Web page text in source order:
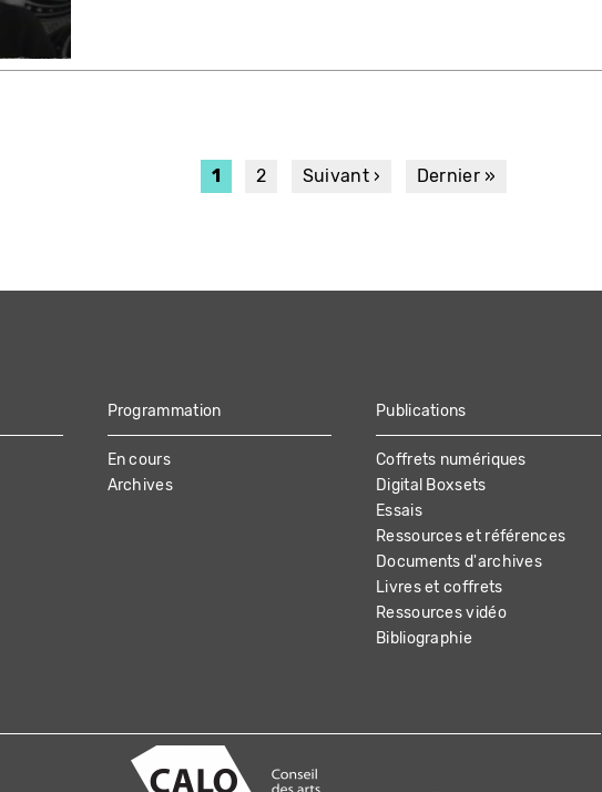
PAGINATION
Page
courante
1 Page
2
Page
Suivant ›
Dernière
Dernier »
Programmation
En cours
Archives
Publications
Coffrets numériques
Digital Boxsets
Essais
Ressources et références
Documents d'archives
Livres et coffrets
Ressources vidéo
Bibliographie